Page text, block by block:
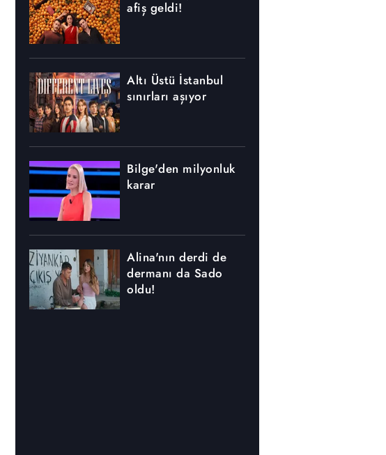
afiş geldi!
Altı Üstü İstanbul
sınırları aşıyor
Bilge'den milyonluk
karar
Alina'nın derdi de
dermanı da Sado
oldu!